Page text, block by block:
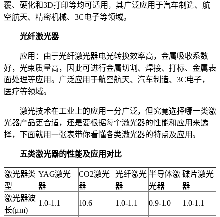
覆、硬化和3D打印等均可适用，其广泛应用于汽车制造、航
空航天、精密机械、3C电子等领域。
光纤激光器
应用：由于光纤激光器电光转换效率高，金属吸收系数
好，光束质量高，因此可进行金属切割、焊接、打标、金属表
面处理等应用。广泛应用于航空航天、汽车制造、3C电子，
医疗等领域。
激光技术在工业上的应用十分广泛，但究竟选择哪一类激
光器产品更合适，还是要根据每个激光器的性能和应用来选
择，下面就用一张表带你看懂各类激光器的特点及应用。
五类激光器的性能及应用对比
激光器类
型
YAG激光
器
CO2激光
器
光纤激光
器
半导体激
光器
碟片激光
器
激光器波
长(μm)
1.0-1.1 10.6 1.0-1.1 0.9-1.0 1.0-1.1